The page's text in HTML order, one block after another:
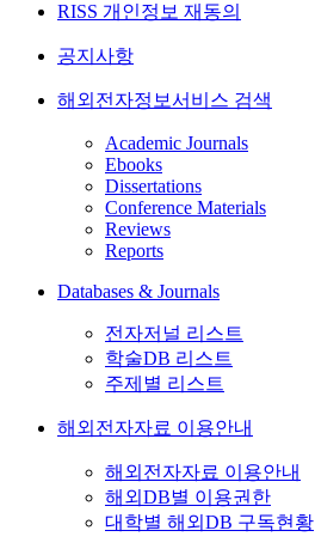
RISS 개인정보 재동의
공지사항
해외전자정보서비스 검색
Academic Journals
Ebooks
Dissertations
Conference Materials
Reviews
Reports
Databases & Journals
전자저널 리스트
학술DB 리스트
주제별 리스트
해외전자자료 이용안내
해외전자자료 이용안내
해외DB별 이용권한
대학별 해외DB 구독현황